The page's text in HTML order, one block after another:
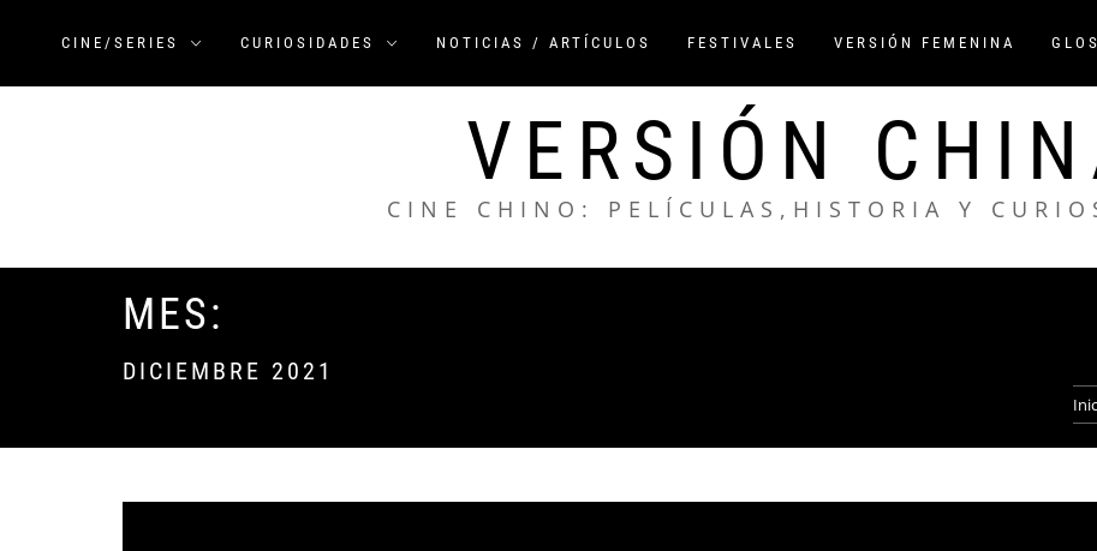
CINE/SERIES CURIOSIDADES NOTICIAS / ARTÍCULOS FESTIVALES VERSIÓN FEMENINA
VERSIÓN
CINE CHINO: PELÍCULAS,HISTORIA Y
MES:
DICIEMBRE 2021